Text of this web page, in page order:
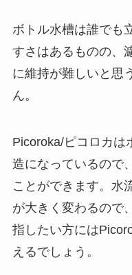
ボトル水槽は誰でも
すさはあるものの、
に維持が難しいと思
ん。
Picoroka/ピコロカは
造になっているので
ことができます。水
が大きく変わるので、
指したい方には
えるでしょう。